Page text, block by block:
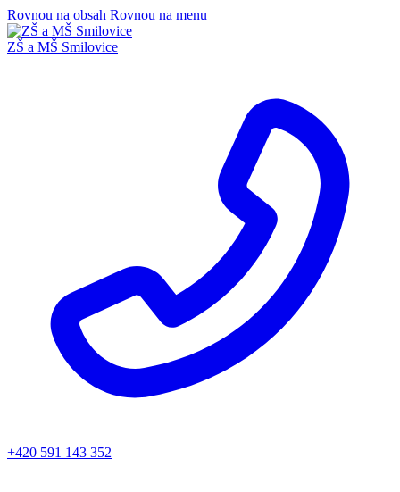
Rovnou na obsah Rovnou na menu
ZŠ a MŠ Smilovice
+420 591 143 352